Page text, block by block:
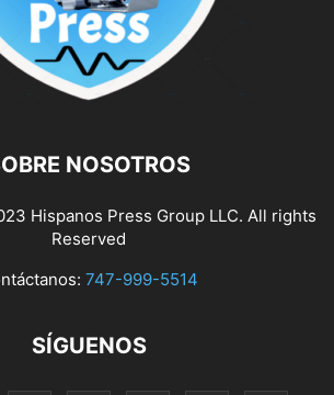
NOSOTROS
Hispanos Press Group LLC. All rights
Reserved
747-999-5514
SÍGUENOS